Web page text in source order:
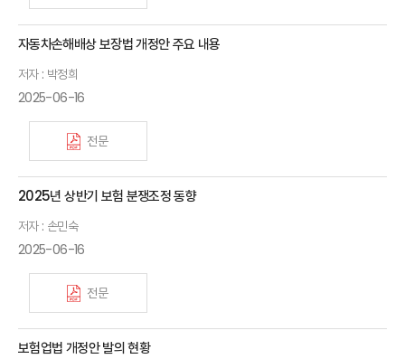
자동차손해배상 보장법 개정안 주요 내용
저자 : 박정희
2025-06-16
전문
2025년 상반기 보험 분쟁조정 동향
저자 : 손민숙
2025-06-16
전문
보험업법 개정안 발의 현황